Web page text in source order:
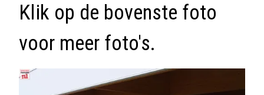
Klik op de bovenste foto
voor meer foto's.